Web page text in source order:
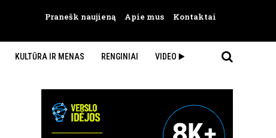
Pranešk naujieną Apie mus Kontaktai
KULTŪRA IR MENAS RENGINIAI VIDEO ▶️